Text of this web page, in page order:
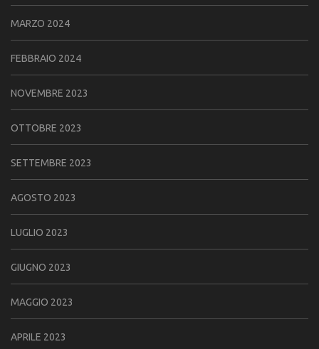
MARZO 2024
FEBBRAIO 2024
NOVEMBRE 2023
OTTOBRE 2023
SETTEMBRE 2023
AGOSTO 2023
LUGLIO 2023
GIUGNO 2023
MAGGIO 2023
APRILE 2023